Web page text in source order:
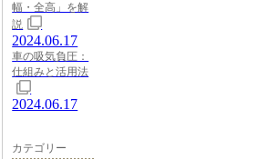
幅・全高」を解
説
2024.06.17
車の吸気負圧：
仕組みと活用法
2024.06.17
カテゴリー